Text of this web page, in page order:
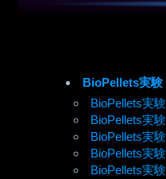
BioPellets実験
BioPellets実
BioPellets実
BioPellets実
BioPellets実
BioPellets実